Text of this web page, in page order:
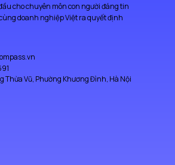
cho chuyên môn con người đáng tin
doanh nghiệp Việt ra quyết định
Thừa Vũ, Phường Khương Đình, Hà Nội